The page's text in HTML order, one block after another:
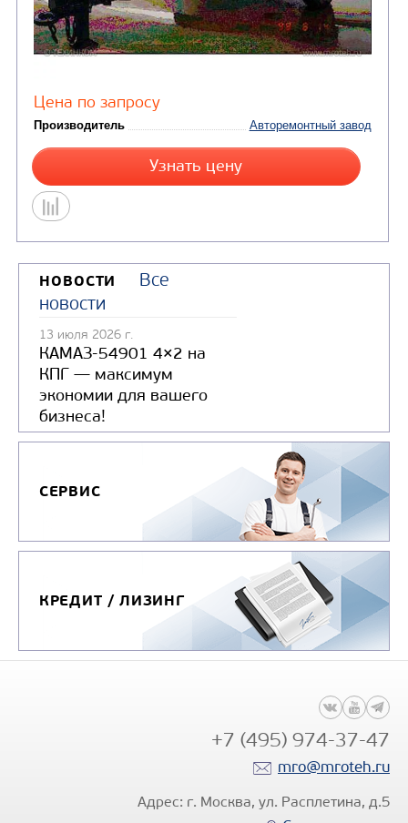
ПРИЦЕП-КОМПЛЕКС ДЛЯ ПОЖАРОТУШЕНИЯ
ПКП-2 "ВОДОЛЕЙ"
Цена по запросу
Узнать цену
НОВОСТИ
Все
новости
13 июля 2026 г.
КАМАЗ-54901 4×2 на
КПГ — максимум
экономии для вашего
бизнеса!
СЕРВИС
КРЕДИТ / ЛИЗИНГ
+7 (495) 974-37-47
mro@mroteh.ru
Адрес: г. Москва, ул. Расплетина, д.5